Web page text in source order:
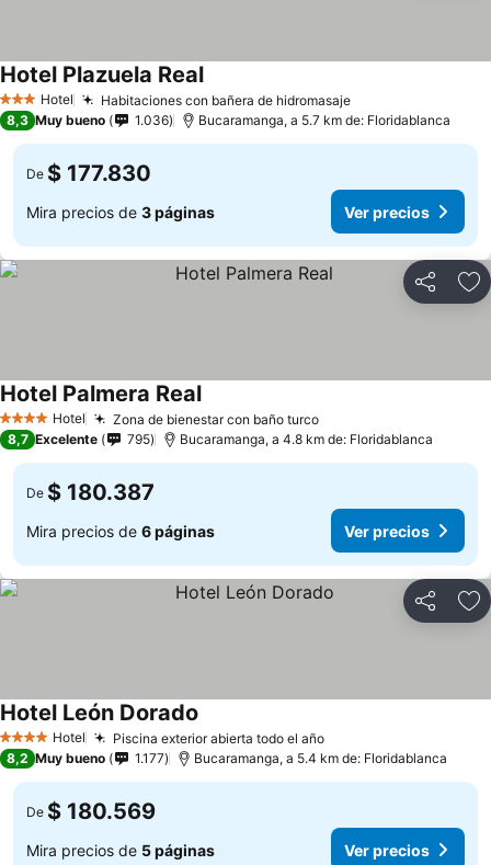
3 Estrellas
Hotel Habitaciones con bañera de hidromasaje
Hotel Plazuela Real
8,3 Muy bueno 1.036 Bucaramanga, a 5.7 km de: Floridablanca
De $ 177.830
Mira precios de 3 páginas Ver precios
Compartir
4 EstrellasHotel Zona de bienestar con baño turco
Hotel Palmera Real
8,7 Excelente 795 Bucaramanga, a 4.8 km de: Floridablanca
De $ 180.387
Mira precios de 6 páginas Ver precios
Compartir
4 EstrellasHotel Piscina exterior abierta todo el año
Hotel León Dorado
8,2 Muy bueno 1.177 Bucaramanga, a 5.4 km de: Floridablanca
De $ 180.569
Mira precios de 5 páginas Ver precios